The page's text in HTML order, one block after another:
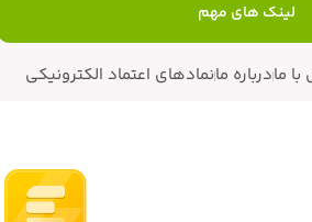
لینک های مهم
مادرباره مانمادهای اعتماد الکترونیکی